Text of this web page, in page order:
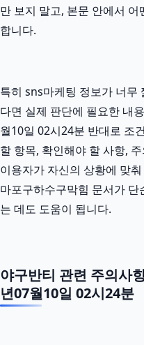
만 보지 말고, 본문 안에서
합니다.
특히 sns마케팅 정보가 너무
다면 실제 판단에 필요한 내
월10일 02시24분 반대로 조
할 항목, 확인해야 할 사항,
이용자가 자신의 상황에 맞
마포구하수구막힘 문서가
는 데도 도움이 됩니다.
야구반티 관련 주의사
년07월10일 02시24분